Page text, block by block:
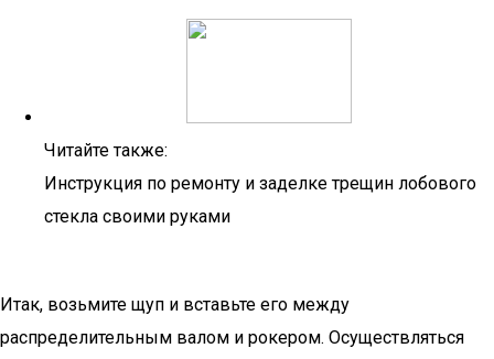
Читайте также:
Инструкция по ремонту и заделке трещин лобового
стекла своими руками
Итак, возьмите щуп и вставьте его между
распределительным валом и рокером. Осуществляться